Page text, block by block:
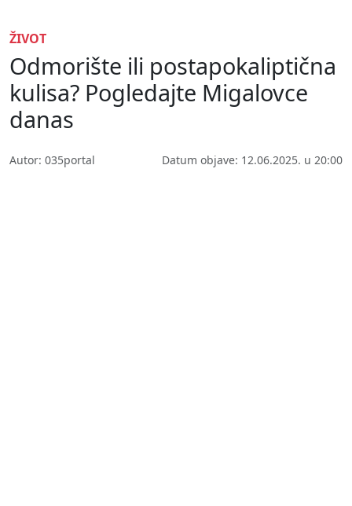
ŽIVOT
Odmorište ili postapokaliptična
kulisa? Pogledajte Migalovce
danas
Autor: 035portal Datum objave: 12.06.2025. u 20:00